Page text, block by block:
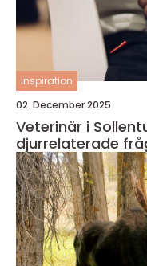
inspiration
02. December 2025
Veterinär i
djurrelaterade